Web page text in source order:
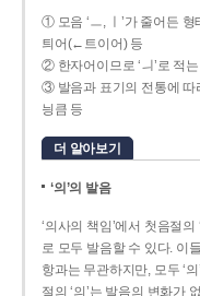
① 모음 ‘ㅡ, ㅣ’가 줄어든
틔어(←트이어) 등
② 한자어이므로 ‘ㅢ’로 적
③ 발음과 표기의 전통에 따
닁큼 등
더 알아보기
‘의’의 발음
‘의사의 책임’에서 첫음절의
로 모두 발음할 수 있다. 이
항과는 무관하지만, 모두 ‘
절의 ‘의’는 발음의 변화가